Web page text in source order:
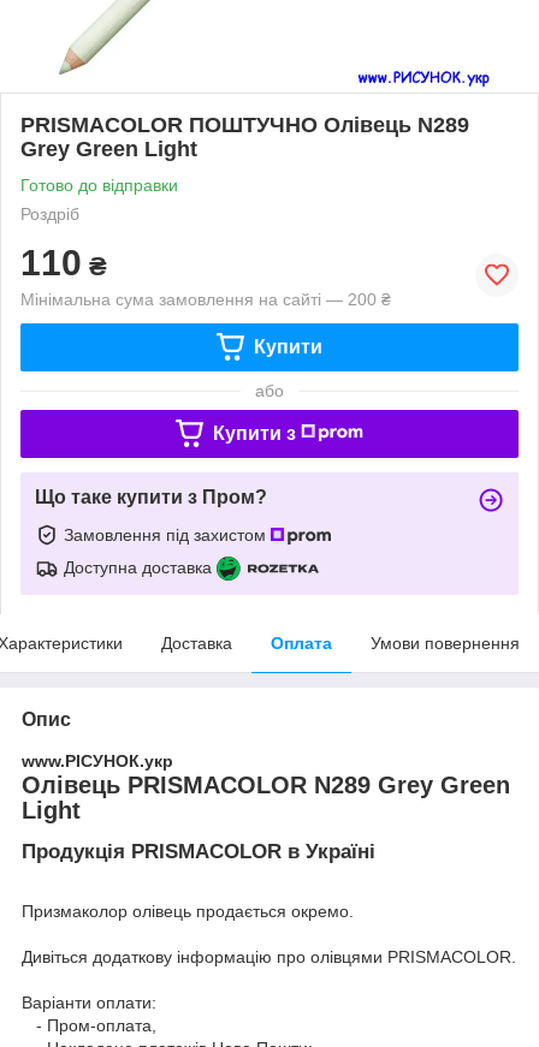
PRISMACOLOR ПОШТУЧНО Олівець N289
Grey Green Light
Готово до відправки
Роздріб
110 ₴
Мінімальна сума замовлення на сайті — 200 ₴
Купити
або
Купити з
Що таке купити з Пром?
Замовлення під захистом
Доступна доставка
Доставка Оплата Умови повернення
Опис
www.РІСУНОК.укр
Олівець PRISMACOLOR N289 Grey Green
Light
Продукція PRISMACOLOR в Україні
Призмаколор олівець продається окремо.
Дивіться додаткову інформацію про олівцями PRISMACOLOR.
Варіанти оплати:
- Пром-оплата,